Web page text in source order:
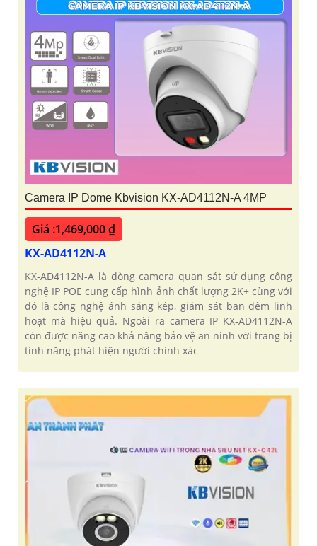
Camera IP Dome Kbvision KX-AD4112N-A 4MP
Giá :1,469,000 ₫
KX-AD4112N-A
KX-AD4112N-A là dòng camera quan sát sử dụng công
nghệ IP POE cung cấp hình ảnh chất lượng 2K+ cùng với
đó là công nghệ ánh sáng kép, giám sát ban đêm linh
hoạt mà hiệu quả. Ngoài ra camera IP KX-AD4112N-A
còn được nâng cao khả năng bảo vệ an ninh với trang bị
tính năng phát hiện người chính xác